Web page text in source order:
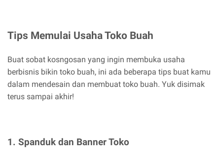
Tips Memulai Usaha Toko Buah
Buat sobat kosngosan yang ingin membuka usaha
berbisnis bikin toko buah, ini ada beberapa tips buat kamu
dalam mendesain dan membuat toko buah. Yuk disimak
terus sampai akhir!
1. Spanduk dan Banner Toko